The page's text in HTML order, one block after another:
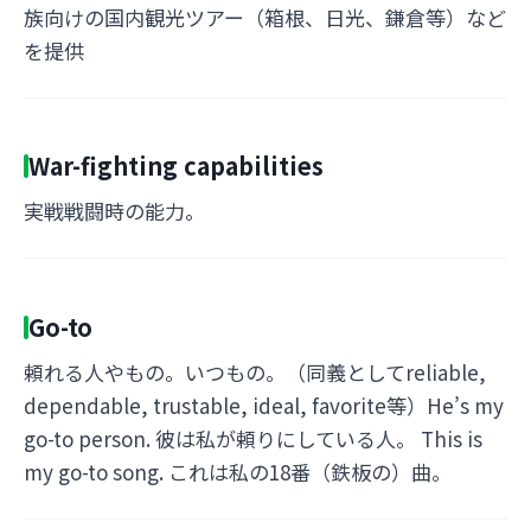
族向けの国内観光ツアー（箱根、日光、鎌倉等）など
を提供
War-fighting capabilities
実戦戦闘時の能力。
Go-to
頼れる人やもの。いつもの。（同義としてreliable,
dependable, trustable, ideal, favorite等）He’s my
go-to person. 彼は私が頼りにしている人。 This is
my go-to song. これは私の18番（鉄板の）曲。